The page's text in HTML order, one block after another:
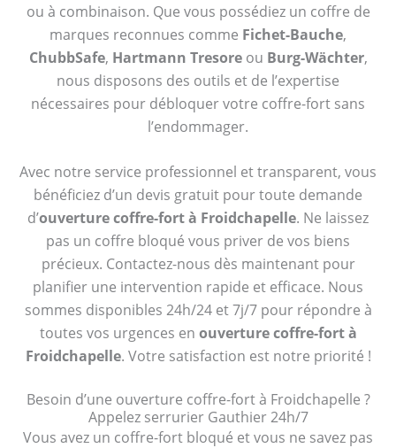
ou à combinaison. Que vous possédiez un coffre de
marques reconnues comme Fichet-Bauche,
ChubbSafe, Hartmann Tresoreou Burg-Wächter,
nous disposons des outils et de l’expertise
nécessaires pour débloquer votre coffre-fort sans
l’endommager.
Avec notre service professionnel et transparent, vous
bénéficiez d’un devis gratuit pour toute demande
d’ouverture coffre-fort à Froidchapelle. Ne laissez
pas un coffre bloqué vous priver de vos biens
précieux. Contactez-nous dès maintenant pour
planifier une intervention rapide et efficace. Nous
sommes disponibles 24h/24 et 7j/7 pour répondre à
toutes vos urgences en ouverture coffre-fort à
Froidchapelle. Votre satisfaction est notre priorité !
Besoin d’une ouverture coffre-fort à Froidchapelle ?
Appelez serrurier Gauthier 24h/7
Vous avez un coffre-fort bloqué et vous ne savez pas